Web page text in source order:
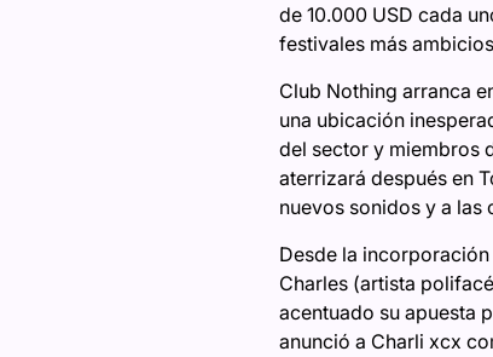
de 10.000 USD cada
festivales más
Club Nothing arranca
una ubicación
del sector y miembros
aterrizará después en
nuevos sonidos y a las
Desde la
Charles (artista
acentuado su apuesta
anunció a Charli xcx